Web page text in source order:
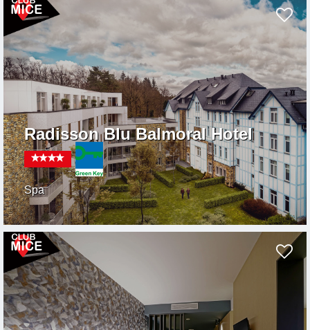
Radisson Blu Balmoral Hotel
Spa